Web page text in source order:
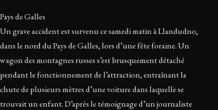
Pays de Galles
Un grave accident est survenu ce samedi matin à Llandudno,
dans le nord du Pays de Galles, lors d’une fête foraine. Un
wagon des montagnes russes s’est brusquement détaché
pendant le fonctionnement de l’attraction, entraînant la
chute de plusieurs mètres d’une voiture dans laquelle se
trouvait un enfant. D’après le témoignage d’un journaliste